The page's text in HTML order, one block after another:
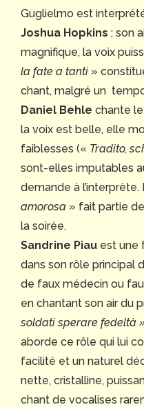
Guglielmo est
Joshua Hopkins ; son
magnifique, la voix
la fate a tanti »
chant, malgré un
Daniel Behle chante
la voix est belle, elle
faiblesses (« Tradito,
sont-elles imputables
demande à l’interprète.
amorosa » fait partie
la soirée.
Sandrine Piau est une
dans son rôle principal
de faux médecin ou
en chantant son air du
soldati sperare fedeltà
aborde ce rôle qui lui
facilité et un naturel
nette, cristalline,
chant de vocalises